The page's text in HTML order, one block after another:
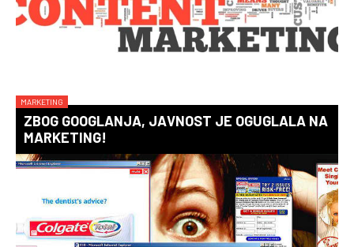
MARKETING
ZBOG GOOGLANJA, JAVNOST JE OGUGLALA NA
MARKETING!